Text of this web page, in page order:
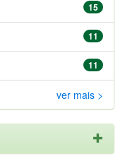
15
11
11
ver mais >